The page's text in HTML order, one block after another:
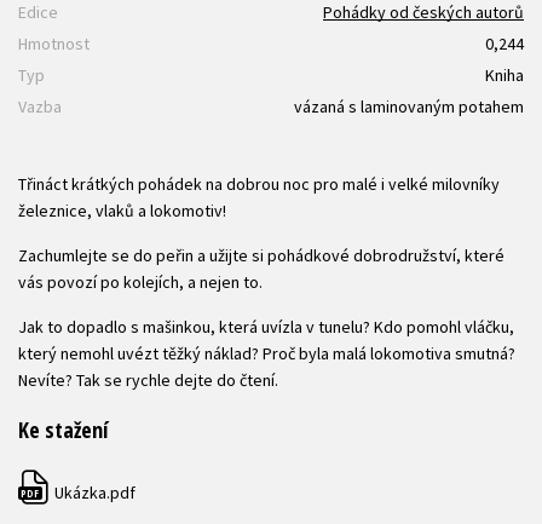
Edice
Pohádky od českých autorů
Hmotnost
0,244
Typ
Kniha
Vazba
vázaná s laminovaným potahem
Třináct krátkých pohádek na dobrou noc pro malé i velké milovníky
železnice, vlaků a lokomotiv!
Zachumlejte se do peřin a užijte si pohádkové dobrodružství, které
vás povozí po kolejích, a nejen to.
Jak to dopadlo s mašinkou, která uvízla v tunelu? Kdo pomohl vláčku,
který nemohl uvézt těžký náklad? Proč byla malá lokomotiva smutná?
Nevíte? Tak se rychle dejte do čtení.
Ke stažení
PDF Ukázka.pdf